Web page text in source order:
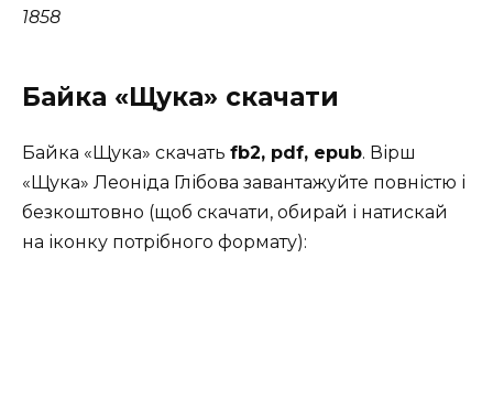
1858
Байка «Щука» скачати
Байка «Щука» скачать fb2, pdf, epub. Вірш
«Щука» Леоніда Глібова завантажуйте повністю і
безкоштовно (щоб скачати, обирай і натискай
на іконку потрібного формату):